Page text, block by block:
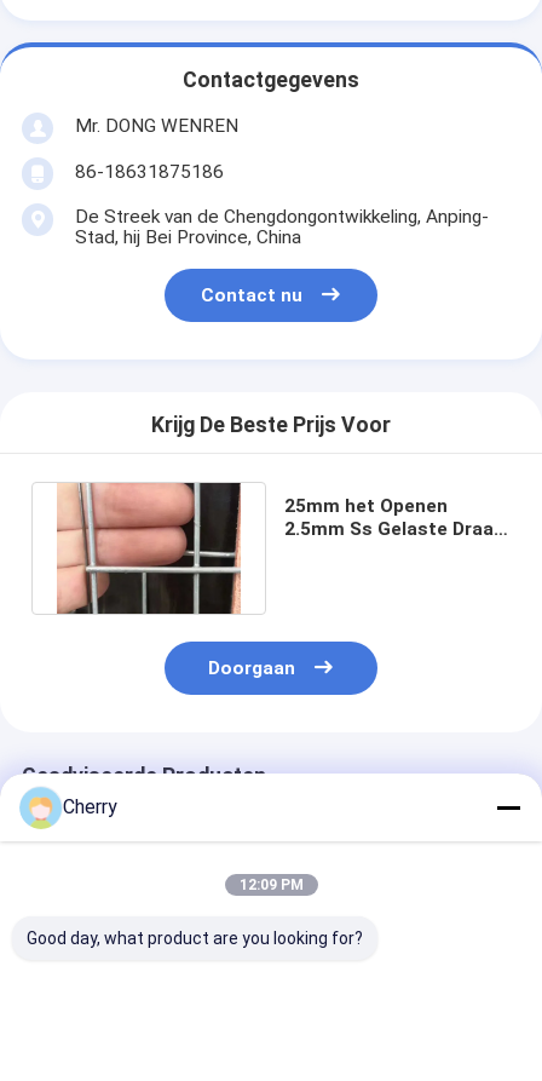
Contactgegevens
Mr. DONG WENREN
86-18631875186
De Streek van de Chengdongontwikkeling, Anping-
Stad, hij Bei Province, China
Contact nu
Krijg De Beste Prijs Voor
25mm het Openen
2.5mm Ss Gelaste Draad
Doorgaan
Geadviseerde Producten
Cherry
12:09 PM
Good day, what product are you looking for?